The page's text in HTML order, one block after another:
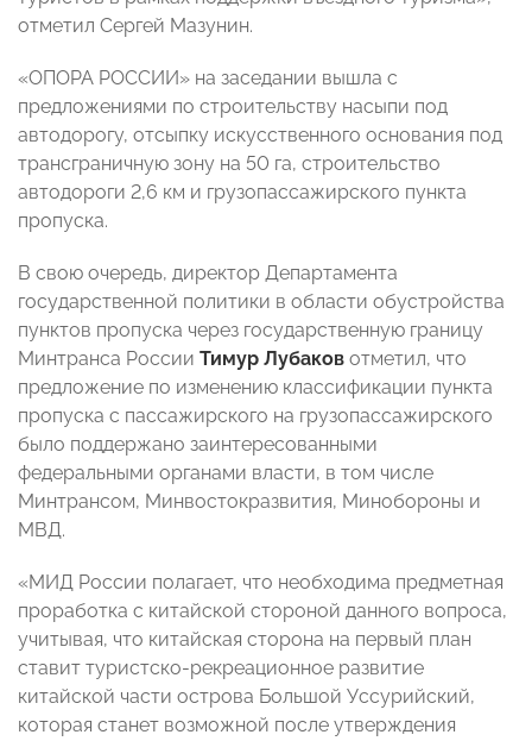
отметил Сергей Мазунин.
«ОПОРА РОССИИ» на заседании вышла с
предложениями по строительству насыпи под
автодорогу, отсыпку искусственного основания под
трансграничную зону на 50 га, строительство
автодороги 2,6 км и грузопассажирского пункта
пропуска.
В свою очередь, директор Департамента
государственной политики в области обустройства
пунктов пропуска через государственную границу
Минтранса России Тимур Лубаков отметил, что
предложение по изменению классификации пункта
пропуска с пассажирского на грузопассажирского
было поддержано заинтересованными
федеральными органами власти, в том числе
Минтрансом, Минвостокразвития, Минобороны и
МВД.
«МИД России полагает, что необходима предметная
проработка с китайской стороной данного вопроса,
учитывая, что китайская сторона на первый план
ставит туристско-рекреационное развитие
китайской части острова Большой Уссурийский,
которая станет возможной после утверждения